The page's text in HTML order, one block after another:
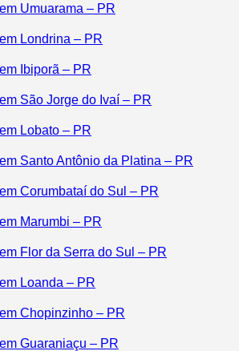
Umuarama – PR
Londrina – PR
Ibiporã – PR
São Jorge do Ivaí – PR
Lobato – PR
Santo Antônio da Platina – PR
Corumbataí do Sul – PR
Marumbi – PR
Flor da Serra do Sul – PR
Loanda – PR
Chopinzinho – PR
Guaraniaçu – PR